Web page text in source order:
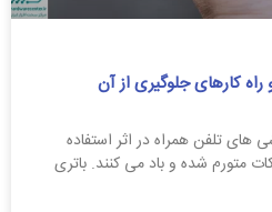
کارهای جلوگیری از آن
های تلفن همراه در اثر استفاده
متورم شده و باد می کنند. باتری